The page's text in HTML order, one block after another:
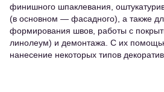
финишного шпаклевания,
(в основном — фасадного), а также
формирования швов, работы с
линолеум) и демонтажа. С их
нанесение некоторых типов